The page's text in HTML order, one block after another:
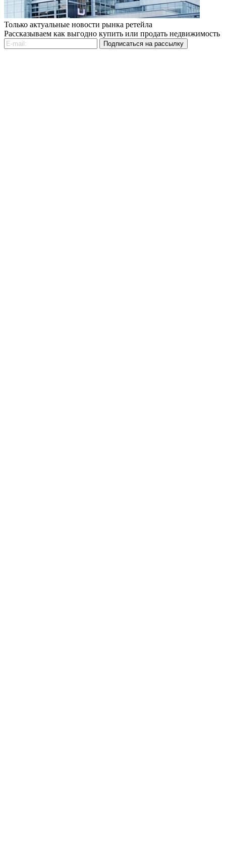
Только актуальные новости рынка ретейла
Рассказываем как выгодно купить или продать недвижимость